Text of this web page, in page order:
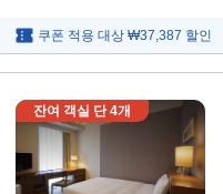
쿠폰 적용 대상 ₩37,387 할인
잔여 객실 단4개